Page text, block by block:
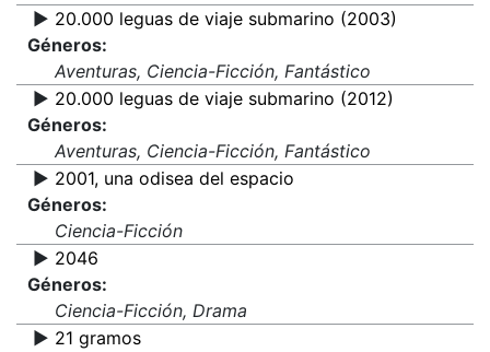
▶️ 20.000 leguas de viaje submarino (2003)
Géneros:
Aventuras, Ciencia-Ficción, Fantástico
▶️ 20.000 leguas de viaje submarino (2012)
Géneros:
Aventuras, Ciencia-Ficción, Fantástico
▶️ 2001, una odisea del espacio
Géneros:
Ciencia-Ficción
▶️ 2046
Géneros:
Ciencia-Ficción, Drama
▶️ 21 gramos